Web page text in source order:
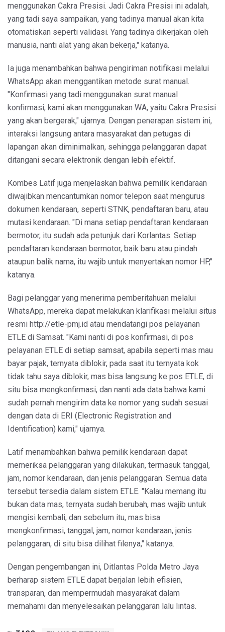
menggunakan Cakra Presisi. Jadi Cakra Presisi ini adalah,
yang tadi saya sampaikan, yang tadinya manual akan kita
otomatiskan seperti validasi. Yang tadinya dikerjakan oleh
manusia, nanti alat yang akan bekerja," katanya.
Ia juga menambahkan bahwa pengiriman notifikasi melalui
WhatsApp akan menggantikan metode surat manual.
"Konfirmasi yang tadi menggunakan surat manual
konfirmasi, kami akan menggunakan WA, yaitu Cakra Presisi
yang akan bergerak," ujarnya. Dengan penerapan sistem ini,
interaksi langsung antara masyarakat dan petugas di
lapangan akan diminimalkan, sehingga pelanggaran dapat
ditangani secara elektronik dengan lebih efektif.
Kombes Latif juga menjelaskan bahwa pemilik kendaraan
diwajibkan mencantumkan nomor telepon saat mengurus
dokumen kendaraan, seperti STNK, pendaftaran baru, atau
mutasi kendaraan. "Di mana setiap pendaftaran kendaraan
bermotor, itu sudah ada petunjuk dari Korlantas. Setiap
pendaftaran kendaraan bermotor, baik baru atau pindah
ataupun balik nama, itu wajib untuk menyertakan nomor HP,"
katanya.
Bagi pelanggar yang menerima pemberitahuan melalui
WhatsApp, mereka dapat melakukan klarifikasi melalui situs
resmi http://etle-pmj.id atau mendatangi pos pelayanan
ETLE di Samsat. "Kami nanti di pos konfirmasi, di pos
pelayanan ETLE di setiap samsat, apabila seperti mas mau
bayar pajak, ternyata diblokir, pada saat itu ternyata kok
tidak tahu saya diblokir, mas bisa langsung ke pos ETLE, di
situ bisa mengkonfirmasi, dan nanti ada data bahwa kami
sudah pernah mengirim data ke nomor yang sudah sesuai
dengan data di ERI (Electronic Registration and
Identification) kami," ujarnya.
Latif menambahkan bahwa pemilik kendaraan dapat
memeriksa pelanggaran yang dilakukan, termasuk tanggal,
jam, nomor kendaraan, dan jenis pelanggaran. Semua data
tersebut tersedia dalam sistem ETLE. "Kalau memang itu
bukan data mas, ternyata sudah berubah, mas wajib untuk
mengisi kembali, dan sebelum itu, mas bisa
mengkonfirmasi, tanggal, jam, nomor kendaraan, jenis
pelanggaran, di situ bisa dilihat filenya," katanya.
Dengan pengembangan ini, Ditlantas Polda Metro Jaya
berharap sistem ETLE dapat berjalan lebih efisien,
transparan, dan mempermudah masyarakat dalam
memahami dan menyelesaikan pelanggaran lalu lintas.